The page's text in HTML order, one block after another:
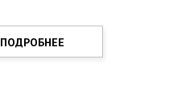
ПОДРОБНЕЕ